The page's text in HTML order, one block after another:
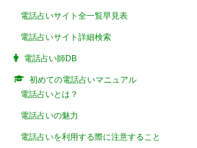
電話占いサイト全一覧早見表
電話占いサイト詳細検索
電話占い師DB
初めての電話占いマニュアル
電話占いとは？
電話占いの魅力
電話占いを利用する際に注意すること